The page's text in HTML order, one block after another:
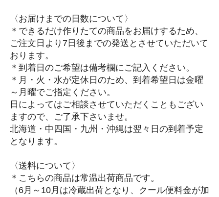
〈お届けまでの日数について〉
＊できるだけ作りたての商品をお届けするため、
ご注文日より7日後までの発送とさせていただいて
おります。
＊到着日のご希望は備考欄にご記入ください。
＊月・火・水が定休日のため、到着希望日は金曜
～月曜でご指定ください。
日によってはご相談させていただくこともござい
ますので、ご了承下さいませ。
北海道・中四国・九州・沖縄は翌々日の到着予定
となります。
〈送料について〉
＊こちらの商品は常温出荷商品です。
（6月～10月は冷蔵出荷となり、クール便料金が加